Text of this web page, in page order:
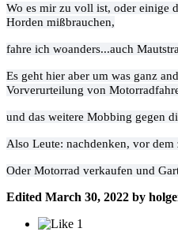
Wo es mir zu voll ist, oder einige
Horden mißbrauchen,
fahre ich woanders...auch
Es geht hier aber um was ganz
Vorverurteilung von
und das weitere Mobbing gegen
Also Leute: nachdenken, vor dem
Oder Motorrad verkaufen und
Edited March 30, 2022 by
1